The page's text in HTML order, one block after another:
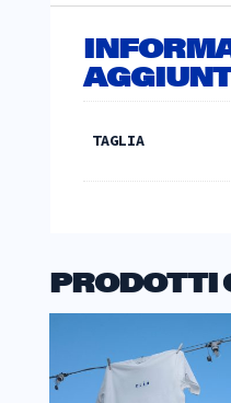
TAGLIA
PRODOTTI